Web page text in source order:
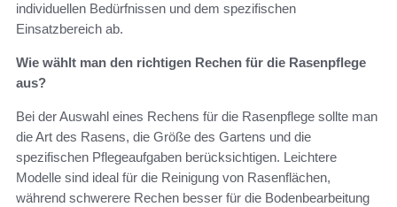
individuellen Bedürfnissen und dem spezifischen
Einsatzbereich ab.
Wie wählt man den richtigen Rechen für die Rasenpflege
aus?
Bei der Auswahl eines Rechens für die Rasenpflege sollte man
die Art des Rasens, die Größe des Gartens und die
spezifischen Pflegeaufgaben berücksichtigen. Leichtere
Modelle sind ideal für die Reinigung von Rasenflächen,
während schwerere Rechen besser für die Bodenbearbeitung